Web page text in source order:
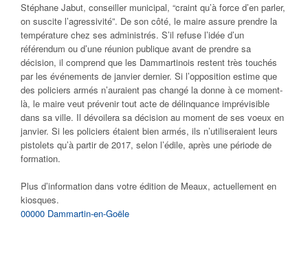
Stéphane Jabut, conseiller municipal, “craint qu’à force d’en parler,
on suscite l’agressivité”. De son côté, le maire assure prendre la
température chez ses administrés. S’il refuse l’idée d’un
référendum ou d’une réunion publique avant de prendre sa
décision, il comprend que les Dammartinois restent très touchés
par les événements de janvier dernier. Si l’opposition estime que
des policiers armés n’auraient pas changé la donne à ce moment-
là, le maire veut prévenir tout acte de délinquance imprévisible
dans sa ville. Il dévoilera sa décision au moment de ses voeux en
janvier. Si les policiers étaient bien armés, ils n’utiliseraient leurs
pistolets qu’à partir de 2017, selon l’édile, après une période de
formation.
Plus d’information dans votre édition de Meaux, actuellement en
kiosques.
00000 Dammartin-en-Goële